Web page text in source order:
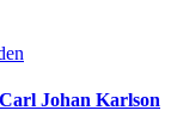
Johan Karlson